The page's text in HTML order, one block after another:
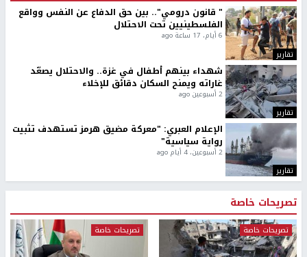
تقارير
" قانون درومي".. بين حق الدفاع عن النفس وواقع
الفلسطينيين تحت الاحتلال
6 أيام، 17 ساعة ago
تقارير
شهداء بينهم أطفال في غزة.. والاحتلال يصعّد
غاراته ويمنح السكان دقائق للإخلاء
2 أسبوعين ago
تقارير
الإعلام العبري: "معركة مضيق هرمز تستهدف تثبيت
رواية سياسية"
2 أسبوعين، 4 أيام ago
تصريحات خاصة
تصريحات خاصة تصريحات خاصة